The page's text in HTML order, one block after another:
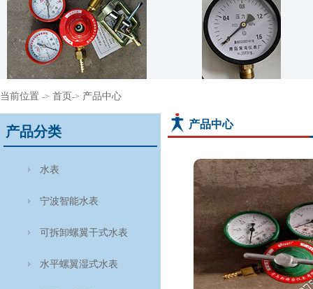
当前位置 -> 首页-> 产品中心
产品中心
产品分类
水表
宁波智能水表
可拆卸螺翼干式水表
水平螺翼湿式水表